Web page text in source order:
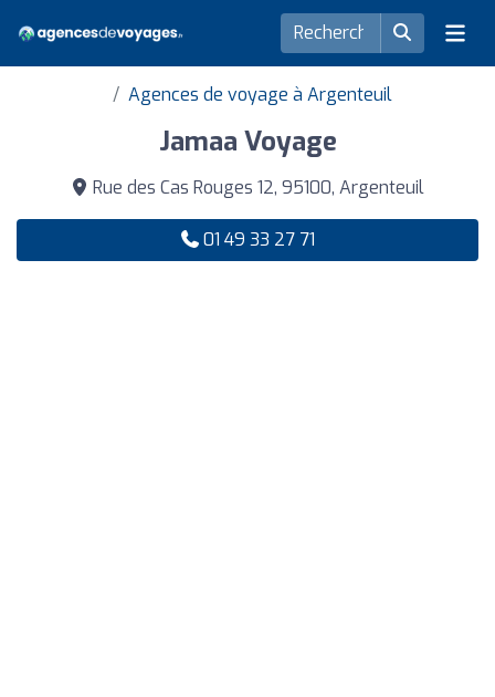
Agences de voyage à Argenteuil
Jamaa Voyage
Rue des Cas Rouges 12, 95100, Argenteuil
01 49 33 27 71